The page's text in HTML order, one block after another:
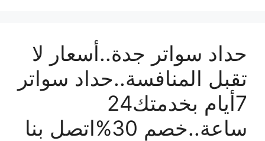
حداد سواتر جدة..أسعار لا
تقبل المنافسة..حداد سواتر
7أيام بخدمتك24
ساعة..خصم 30%اتصل بنا